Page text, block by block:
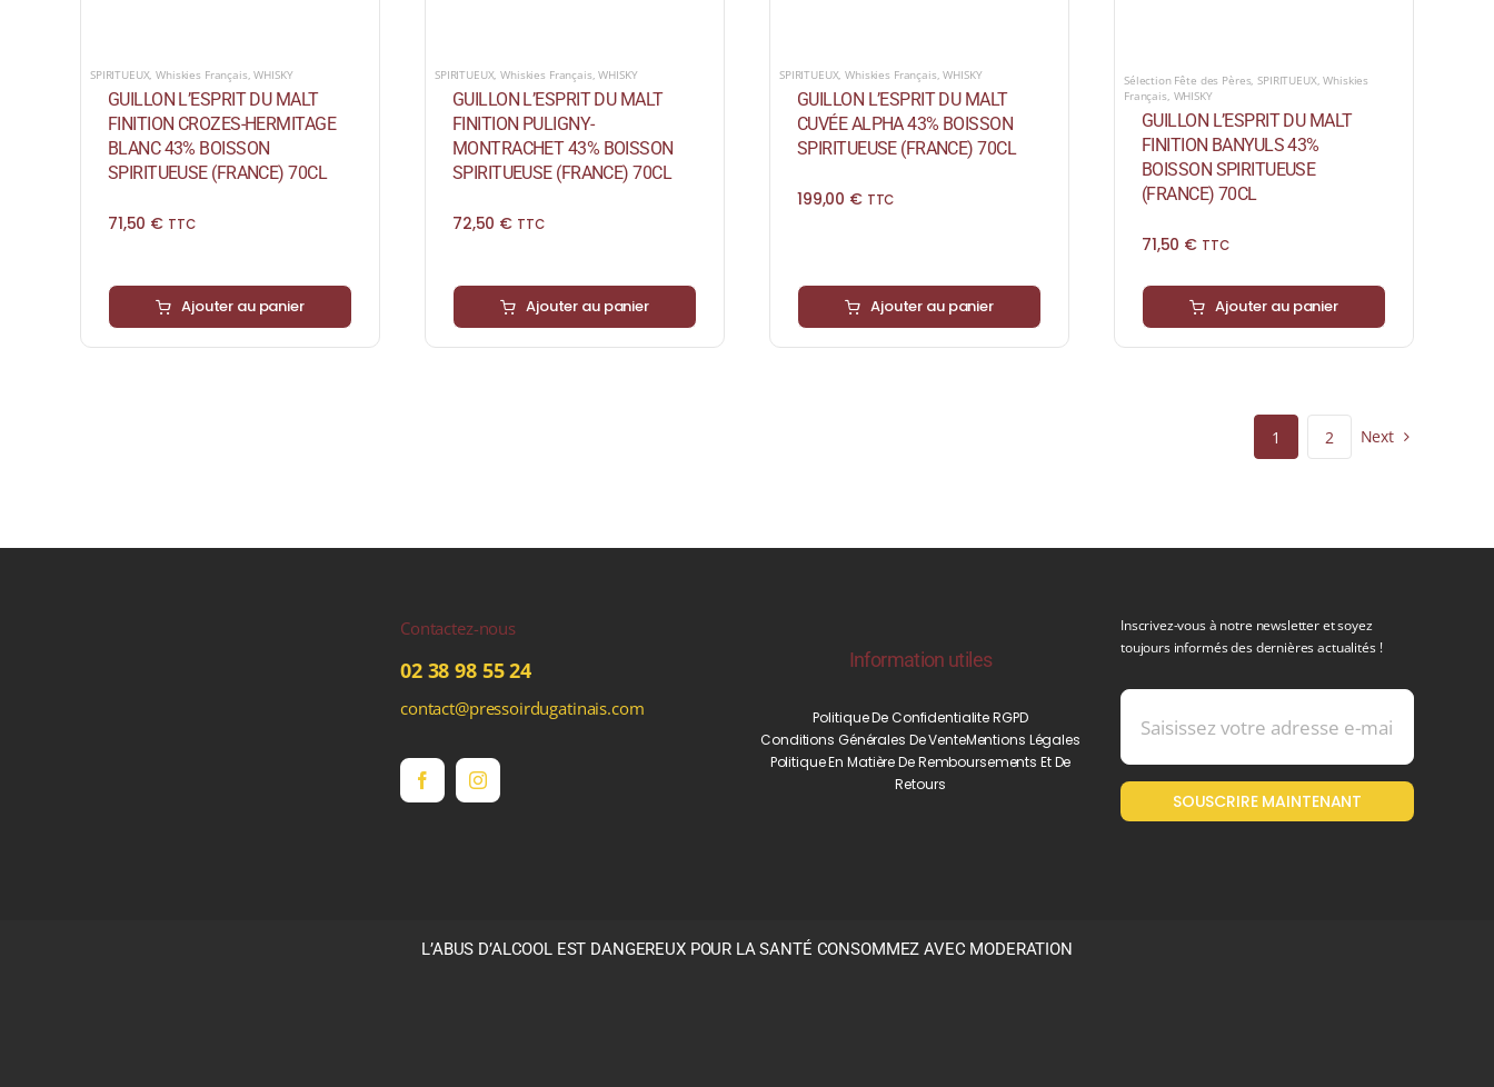
SPIRITUEUX,Whiskies Français,WHISKY
GUILLON L’ESPRIT DU MALT
FINITION CROZES-HERMITAGE
BLANC 43% BOISSON
SPIRITUEUSE (FRANCE) 70CL
71,50 € TTC
Ajouter au panier
SPIRITUEUX,Whiskies Français,WHISKY
GUILLON L’ESPRIT DU MALT
FINITION PULIGNY-
MONTRACHET 43% BOISSON
SPIRITUEUSE (FRANCE) 70CL
72,50 € TTC
Ajouter au panier
SPIRITUEUX,Whiskies Français,WHISKY
GUILLON L’ESPRIT DU MALT
CUVÉE ALPHA 43% BOISSON
SPIRITUEUSE (FRANCE) 70CL
199,00 € TTC
Ajouter au panier
Sélection Fête des Pères,SPIRITUEUX,Whiskies
Français, WHISKY
GUILLON L’ESPRIT DU MALT
FINITION BANYULS 43%
BOISSON SPIRITUEUSE
(FRANCE) 70CL
71,50 € TTC
Ajouter au panier
1 2 Next
Contactez-nous
02 38 98 55 24
contact@pressoirdugatinais.com
Information utiles
Politique De Confidentialite RGPD
Conditions Générales De VenteMentions Légales
Politique En Matière De Remboursements Et De
Retours
Inscrivez-vous à notre newsletter et soyez
toujours informés des dernières actualités !
SOUSCRIRE MAINTENANT
L’ABUS D’ALCOOL EST DANGEREUX POUR LA SANTÉ CONSOMMEZ AVEC MODERATION